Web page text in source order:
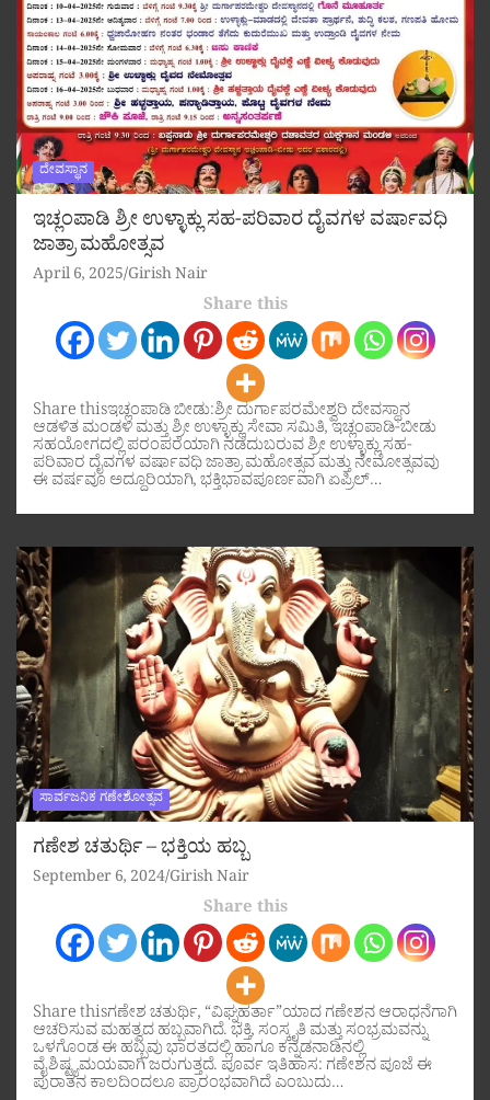
ದೇವಸ್ಥಾನ
ಇಚ್ಲಂಪಾಡಿ ಶ್ರೀ ಉಳ್ಳಾಕ್ಲು ಸಹ-ಪರಿವಾರ ದೈವಗಳ ವರ್ಷಾವಧಿ
ಜಾತ್ರಾ ಮಹೋತ್ಸವ
April 6, 2025 Girish Nair
Share this
Share thisಇಚ್ಲಂಪಾಡಿ ಬೀಡು:ಶ್ರೀ ದುರ್ಗಾಪರಮೇಶ್ವರಿ ದೇವಸ್ಥಾನ
ಆಡಳಿತ ಮಂಡಳಿ ಮತ್ತು ಶ್ರೀ ಉಳ್ಳಾಕ್ಲು ಸೇವಾ ಸಮಿತಿ, ಇಚ್ಲಂಪಾಡಿ-ಬೀಡು
ಸಹಯೋಗದಲ್ಲಿ ಪರಂಪರೆಯಾಗಿ ನಡೆದುಬರುವ ಶ್ರೀ ಉಳ್ಳಾಕ್ಲು ಸಹ-
ಪರಿವಾರ ದೈವಗಳ ವರ್ಷಾವಧಿ ಜಾತ್ರಾ ಮಹೋತ್ಸವ ಮತ್ತು ನೇಮೋತ್ಸವವು
ಈ ವರ್ಷವೂ ಅದ್ದೂರಿಯಾಗಿ, ಭಕ್ತಿಭಾವಪೂರ್ಣವಾಗಿ ಏಪ್ರಿಲ್…
ಸಾರ್ವಜನಿಕ ಗಣೇಶೋತ್ಸವ
ಗಣೇಶ ಚತುರ್ಥಿ – ಭಕ್ತಿಯ ಹಬ್ಬ
September 6, 2024 Girish Nair
Share this
Share thisಗಣೇಶ ಚತುರ್ಥಿ, “ವಿಘ್ನಹರ್ತಾ”ಯಾದ ಗಣೇಶನ ಆರಾಧನೆಗಾಗಿ
ಆಚರಿಸುವ ಮಹತ್ವದ ಹಬ್ಬವಾಗಿದೆ. ಭಕ್ತಿ, ಸಂಸ್ಕೃತಿ ಮತ್ತು ಸಂಭ್ರಮವನ್ನು
ಒಳಗೊಂಡ ಈ ಹಬ್ಬವು ಭಾರತದಲ್ಲಿ ಹಾಗೂ ಕನ್ನಡನಾಡಿನಲ್ಲಿ
ವೈಶಿಷ್ಟ್ಯಮಯವಾಗಿ ಜರುಗುತ್ತದೆ. ಪೂರ್ವ ಇತಿಹಾಸ: ಗಣೇಶನ ಪೂಜೆ ಈ
ಪುರಾತನ ಕಾಲದಿಂದಲೂ ಪ್ರಾರಂಭವಾಗಿದೆ ಎಂಬುದು…